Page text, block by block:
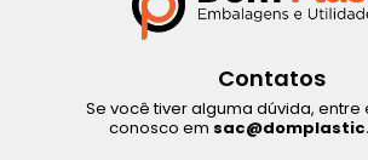
Contatos
Se você tiver alguma dúvida, entre
conosco em